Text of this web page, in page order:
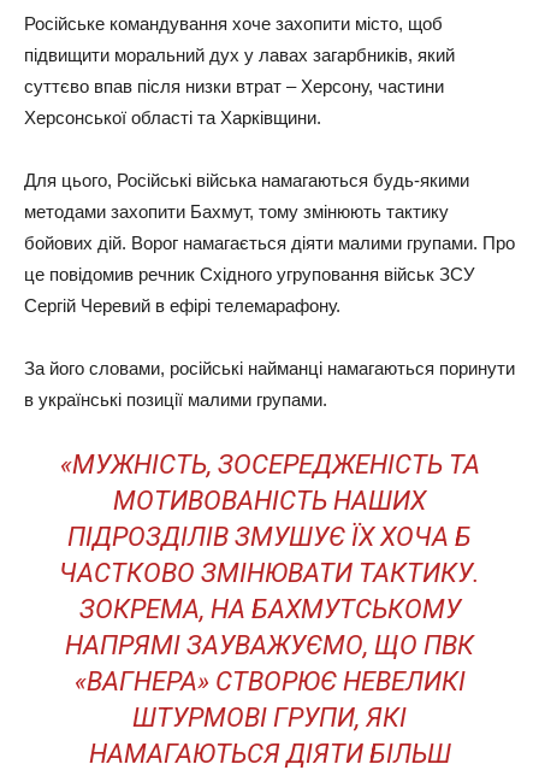
Російське командування хоче захопити місто, щоб
підвищити моральний дух у лавах загарбників, який
суттєво впав після низки втрат – Херсону, частини
Херсонської області та Харківщини.
Для цього, Російські війська намагаються будь-якими
методами захопити Бахмут, тому змінюють тактику
бойових дій. Ворог намагається діяти малими групами. Про
це повідомив речник Східного угруповання військ ЗСУ
Сергій Черевий в ефірі телемарафону.
За його словами, російські найманці намагаються поринути
в українські позиції малими групами.
«МУЖНІСТЬ, ЗОСЕРЕДЖЕНІСТЬ ТА
МОТИВОВАНІСТЬ НАШИХ
ПІДРОЗДІЛІВ ЗМУШУЄ ЇХ ХОЧА Б
ЧАСТКОВО ЗМІНЮВАТИ ТАКТИКУ.
ЗОКРЕМА, НА БАХМУТСЬКОМУ
НАПРЯМІ ЗАУВАЖУЄМО, ЩО ПВК
«ВАГНЕРА» СТВОРЮЄ НЕВЕЛИКІ
ШТУРМОВІ ГРУПИ, ЯКІ
НАМАГАЮТЬСЯ ДІЯТИ БІЛЬШ